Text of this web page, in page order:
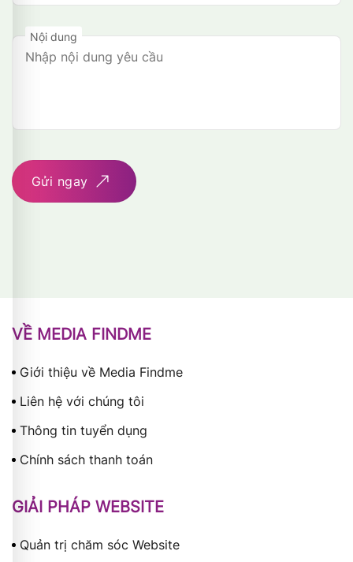
Nội dung
Gửi ngay
VỀ MEDIA FINDME
Giới thiệu về Media Findme
Liên hệ với chúng tôi
Thông tin tuyển dụng
Chính sách thanh toán
GIẢI PHÁP WEBSITE
Quản trị chăm sóc Website